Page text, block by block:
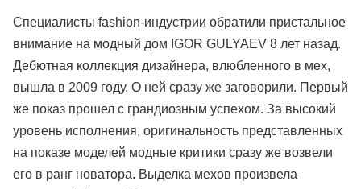
Специалисты fashion-индустрии обратили пристальное
внимание на модный дом IGOR GULYAEV 8 лет назад.
Дебютная коллекция дизайнера, влюбленного в мех,
вышла в 2009 году. О ней сразу же заговорили. Первый
же показ прошел с грандиозным успехом. За высокий
уровень исполнения, оригинальность представленных
на показе моделей модные критики сразу же возвели
его в ранг новатора. Выделка мехов произвела